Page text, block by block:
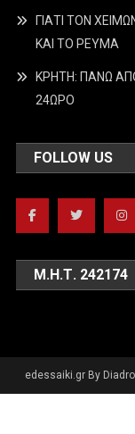
ΓΙΑΤΙ ΤΟΝ
ΚΑΙ ΤΟ ΡΕΥΜΑ
ΚΡΗΤΗ: ΠΑΝΩ
24ΩΡΟ
FOLLOW US
Μ.Η.Τ. 242174
edessaiki.gr By